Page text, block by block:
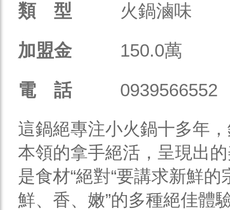
類 型
火鍋滷味
加盟金
150.0萬
電 話
0939566552
這鍋絕專注小火鍋十多年
本領的拿手絕活，呈現出
是食材“絕對“要講求新鮮
鮮、香、嫩”的多種絕佳體